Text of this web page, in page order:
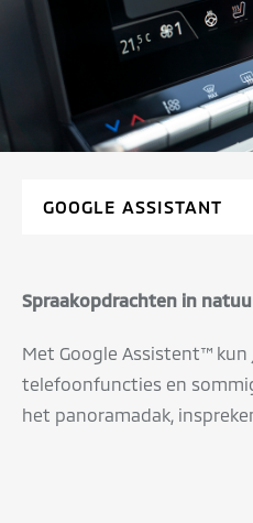
Spraakopdrachten in
Met Google Assistent™
telefoonfuncties en
het panoramadak,